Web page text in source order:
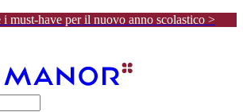
must-have per il nuovo anno scolastico >